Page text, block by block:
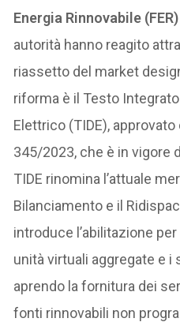
Energia Rinnovabile (FER)
autorità hanno reagito
riassetto del market
riforma è il Testo
Elettrico (TIDE), approvato
345/2023, che è in vigore
TIDE rinomina l’attuale
Bilanciamento e il
introduce l’abilitazione
unità virtuali aggregate e
aprendo la fornitura dei
fonti rinnovabili non